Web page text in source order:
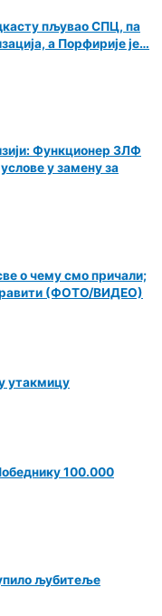
пљувао СПЦ, па
а Порфирије је…
Функционер ЗЛФ
у замену за
о чему смо причали;
(ФОТО/ВИДЕО)
утакмицу
100.000
љубитеље